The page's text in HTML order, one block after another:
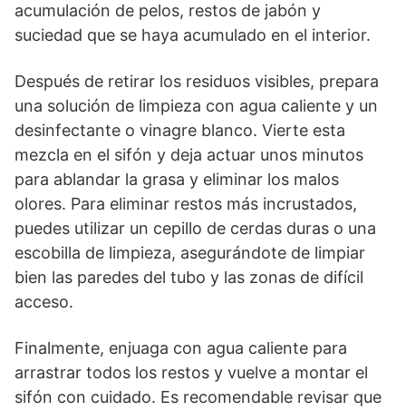
acumulación de pelos, restos de jabón y
suciedad que se haya acumulado en el interior.
Después de retirar los residuos visibles, prepara
una solución de limpieza con agua caliente y un
desinfectante o vinagre blanco. Vierte esta
mezcla en el sifón y deja actuar unos minutos
para ablandar la grasa y eliminar los malos
olores. Para eliminar restos más incrustados,
puedes utilizar un cepillo de cerdas duras o una
escobilla de limpieza, asegurándote de limpiar
bien las paredes del tubo y las zonas de difícil
acceso.
Finalmente, enjuaga con agua caliente para
arrastrar todos los restos y vuelve a montar el
sifón con cuidado. Es recomendable revisar que